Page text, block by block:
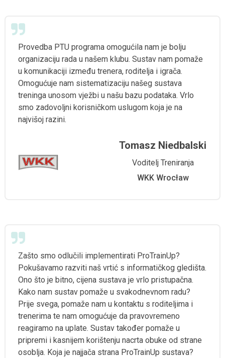
Provedba PTU programa omogućila nam je bolju
organizaciju rada u našem klubu. Sustav nam pomaže
u komunikaciji između trenera, roditelja i igrača.
Omogućuje nam sistematizaciju našeg sustava
treninga unosom vježbi u našu bazu podataka. Vrlo
smo zadovoljni korisničkom uslugom koja je na
najvišoj razini.
Tomasz Niedbalski
Voditelj Treniranja
WKK Wrocław
Zašto smo odlučili implementirati ProTrainUp?
Pokušavamo razviti naš vrtić s informatičkog gledišta.
Ono što je bitno, cijena sustava je vrlo pristupačna.
Kako nam sustav pomaže u svakodnevnom radu?
Prije svega, pomaže nam u kontaktu s roditeljima i
trenerima te nam omogućuje da pravovremeno
reagiramo na uplate. Sustav također pomaže u
pripremi i kasnijem korištenju nacrta obuke od strane
osoblja. Koja je najjača strana ProTrainUp sustava?